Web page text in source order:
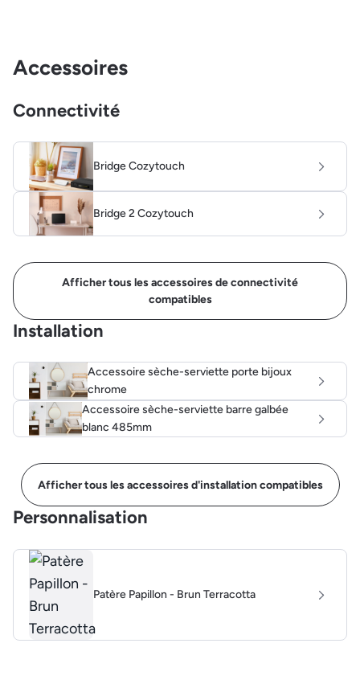
Accessoires
Connectivité
Bridge Cozytouch
Bridge 2 Cozytouch
Afficher tous les accessoires de connectivité
compatibles
Installation
Accessoire sèche-serviette porte bijoux
chrome
Accessoire sèche-serviette barre galbée
blanc 485mm
Afficher tous les accessoires d'installation compatibles
Personnalisation
Patère Papillon - Brun Terracotta